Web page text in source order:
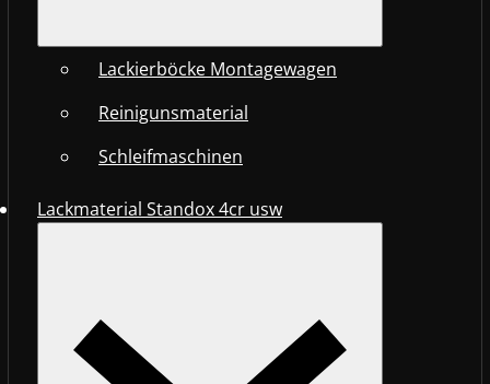
Lackierböcke Montagewagen
Reinigunsmaterial
Schleifmaschinen
Lackmaterial Standox 4cr usw